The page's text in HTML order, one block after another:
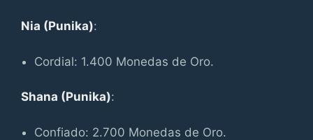
Nia (Punika):
Cordial: 1.400 Monedas de Oro.
Shana (Punika):
Confiado: 2.700 Monedas de Oro.